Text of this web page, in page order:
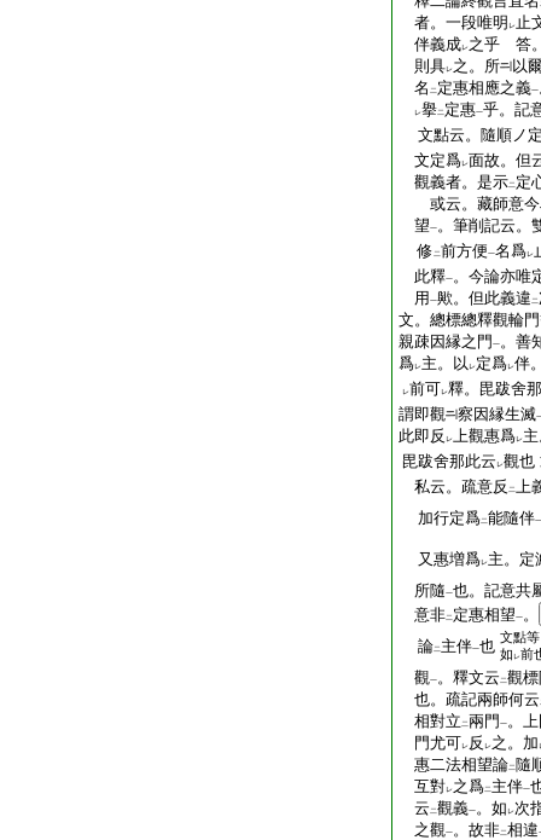
者。一段唯明 レ止
伴義成レ之乎 答
則具レ之。所
以
名 二 定惠相應之義一
レ擧二 定惠一乎。記
文點云。隨順ノ
文定爲レ面故。但
觀義者。是示二 定
或云。藏師意今
望一。筆削記云。
修 二前方便一名爲レ
此釋一。今論亦唯
用 一歟。但此義違 二
文。總標總釋觀輪
親疎因縁之門 一。善
爲レ主。以 レ定爲レ伴
レ前可レ釋。毘跋舍
謂即觀
察因縁生滅
此即反 レ上觀惠爲レ
毘跋舍那此云 レ觀也
私云。疏意反 二上
加行定爲二能隨伴一
又惠増爲レ主。定
所隨一也。記意共
意非二 定惠相望一。
論二 主伴一也 文點等
如 レ前
觀一。釋文云 二觀
也。疏記兩師何云
相對立 二兩門 一。
門尤可レ反 レ之。加
惠二法相望論二 隨
互對レ之爲二 主伴一
云 二觀義一。如 レ次
之觀一。故非二相違